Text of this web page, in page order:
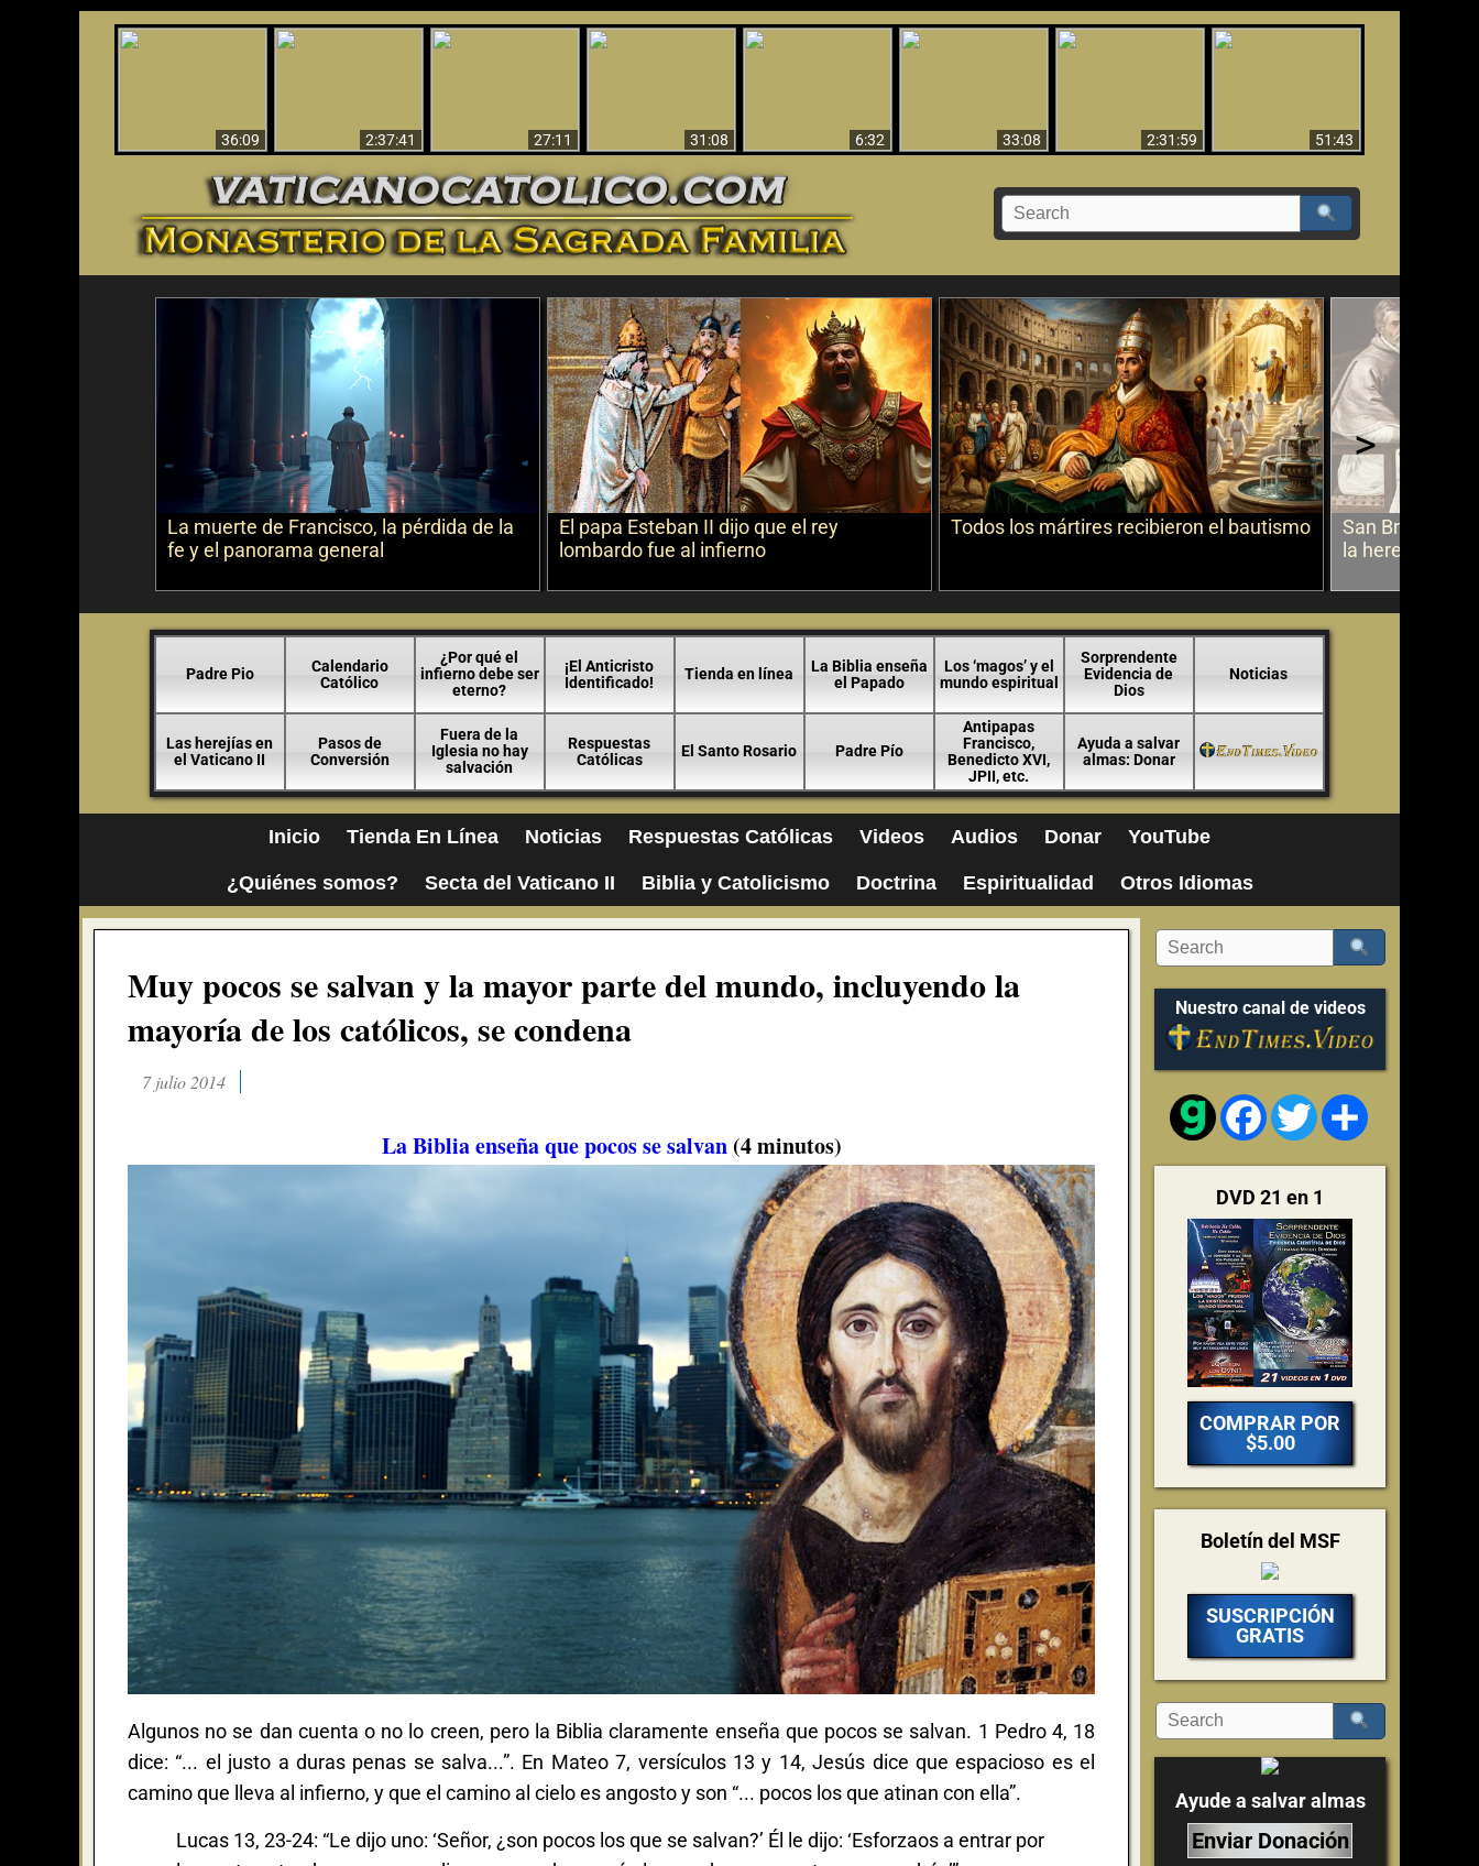
36:09
2:37:41
27:11
31:08 6:32 33:08 2:31:59
51:43
La muerte de Francisco, la pérdida de la
fe y el panorama general
El papa Esteban II dijo que el rey
lombardo fue al infierno
Todos los mártires recibieron el bautismo
San Bruno
la herejía
>
Padre Pio
Calendario
Católico
¿Por qué el
infierno debe ser
eterno?
¡El Anticristo
Identificado!
Tienda en línea
La Biblia enseña
el Papado
Los ‘magos’ y el
mundo espiritual
Sorprendente
Evidencia de
Dios
Noticias
Las herejías en
el Vaticano II
Pasos de
Conversión
Fuera de la
Iglesia no hay
salvación
Respuestas
Católicas
El Santo Rosario Padre Pío
Antipapas
Francisco,
Benedicto XVI,
JPII, etc.
Ayuda a salvar
almas: Donar
Inicio Tienda En Línea Noticias Respuestas Católicas Videos Audios Donar YouTube
¿Quiénes somos? Secta del Vaticano II Biblia y Catolicismo Doctrina Espiritualidad Otros Idiomas
Muy pocos se salvan y la mayor parte del mundo, incluyendo la
mayoría de los católicos, se condena
7 julio 2014
La Biblia enseña que pocos se salvan(4 minutos)
Algunos no se dan cuenta o no lo creen, pero la Biblia claramente enseña que pocos se salvan. 1 Pedro 4, 18
dice: “... el justo a duras penas se salva...”. En Mateo 7, versículos 13 y 14, Jesús dice que espacioso es el
camino que lleva al infierno, y que el camino al cielo es angosto y son “... pocos los que atinan con ella”.
Lucas 13, 23-24: “Le dijo uno: ‘Señor, ¿son pocos los que se salvan?’ Él le dijo: ‘Esforzaos a entrar por
Nuestro canal de videos
FacebookTwitter
DVD 21 en 1
COMPRAR POR
$5.00
Boletín del MSF
SUSCRIPCIÓN
GRATIS
Ayude a salvar almas
Enviar Donación